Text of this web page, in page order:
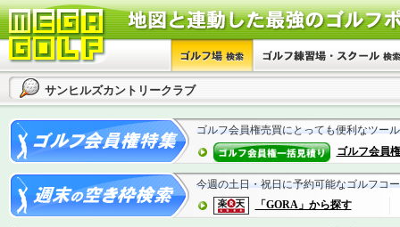
サンヒルズカントリークラブ
ゴルフ会員権売買にとっても便利なツー
ゴルフ会員
今週の土日・祝日に予約可能なゴルフコ
「GORA」から探す